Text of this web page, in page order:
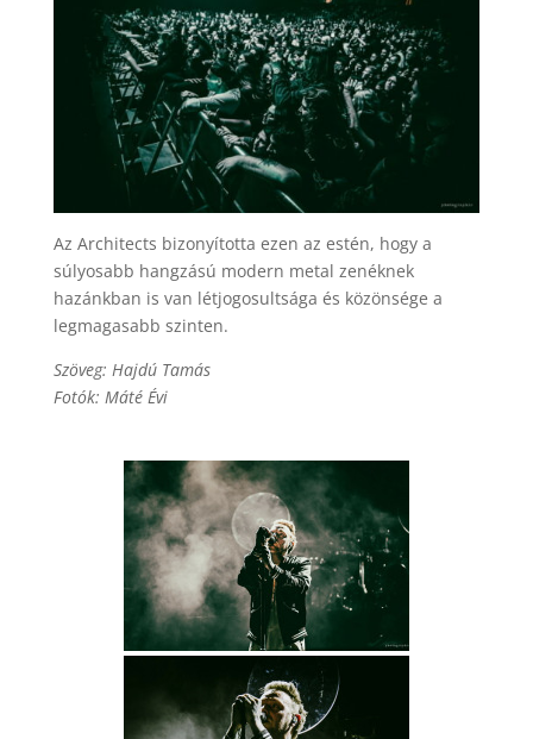
Az Architects bizonyította ezen az estén, hogy a
súlyosabb hangzású modern metal zenéknek
hazánkban is van létjogosultsága és közönsége a
legmagasabb szinten.
Szöveg: Hajdú Tamás
Fotók: Máté Évi